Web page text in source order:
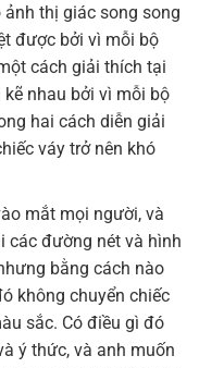
thị giác song song
được bởi vì mỗi bộ
cách giải thích tại
nhau bởi vì mỗi bộ
hai cách diễn giải
váy trở nên khó
mắt mọi người, và
các đường nét và hình
bằng cách nào
không chuyển chiếc
sắc. Có điều gì đó
ý thức, và anh muốn